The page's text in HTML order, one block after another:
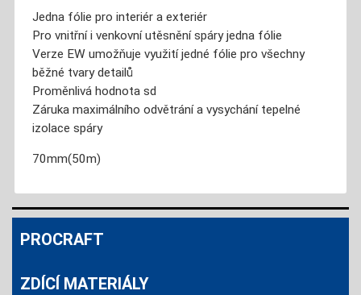
Jedna fólie pro interiér a exteriér
Pro vnitřní i venkovní utěsnění spáry jedna fólie
Verze EW umožňuje využití jedné fólie pro všechny
běžné tvary detailů
Proměnlivá hodnota sd
Záruka maximálního odvětrání a vysychání tepelné
izolace spáry
70mm(50m)
PROCRAFT
ZDÍCÍ MATERIÁLY